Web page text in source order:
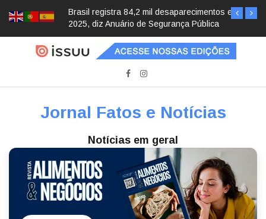
Brasil registra 84,2 mil desaparecimentos em
2025, diz Anuário de Segurança Pública
Jornal Fatos e Notícias
Notícias em geral